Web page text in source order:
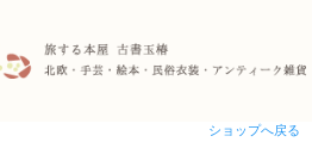
ショップへ戻る